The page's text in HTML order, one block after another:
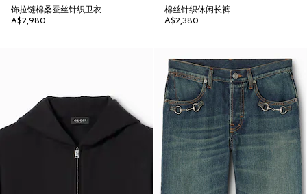
饰拉链棉桑蚕丝针织卫衣
A$2,980
棉丝针织休闲长裤
A$2,380